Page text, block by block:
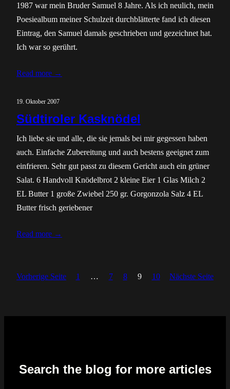
1987 war mein Bruder Samuel 8 Jahre. Als ich neulich, mein
Poesiealbum meiner Schulzeit durchblätterte fand ich diesen
Eintrag, den Samuel damals geschrieben und gezeichnet hat.
Ich war so gerührt.
Read more →
19. Oktober 2007
Südtiroler Kasknödel
Ich liebe sie und alle, die sie jemals bei mir gegessen haben
auch. Einfache Zubereitung und auch bestens geeignet zum
einfrieren. Sehr gut passt zu diesem Gericht auch ein grüner
Salat. 6 Handvoll Knödelbrot 2 kleine Eier 1 Glas Milch 2
EL Butter 1 große Zwiebel 250 gr. Gorgonzola Salz 4 EL
Butter frisch geriebener
Read more →
Vorherige Seite 1 … 7 8 9 10 Nächste Seite
Search the blog for more articles